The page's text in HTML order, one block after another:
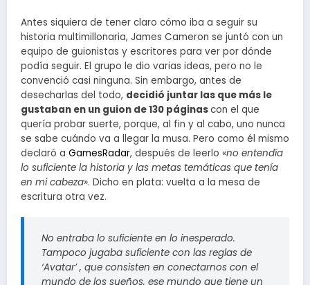
Antes siquiera de tener claro cómo iba a seguir su
historia multimillonaria, James Cameron se juntó con un
equipo de guionistas y escritores para ver por dónde
podía seguir. El grupo le dio varias ideas, pero no le
convenció casi ninguna. Sin embargo, antes de
desecharlas del todo, decidió juntar las que más le
gustaban en un guion de 130 páginascon el que
quería probar suerte, porque, al fin y al cabo, uno nunca
se sabe cuándo va a llegar la musa. Pero como él mismo
declaró a GamesRadar, después de leerlo «no entendía
lo suficiente la historia y las metas temáticas que tenía
en mi cabeza». Dicho en plata: vuelta a la mesa de
escritura otra vez.
No entraba lo suficiente en lo inesperado.
Tampoco jugaba suficiente con las reglas de
‘Avatar’ , que consisten en conectarnos con el
mundo de los sueños, ese mundo que tiene un